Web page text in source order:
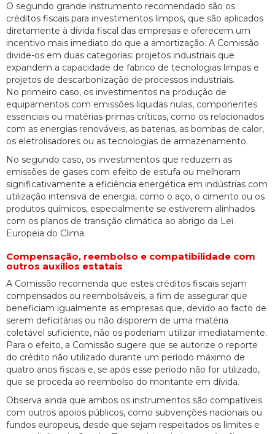
O segundo grande instrumento recomendado são os
créditos fiscais para investimentos limpos, que são aplicados
diretamente à dívida fiscal das empresas e oferecem um
incentivo mais imediato do que a amortização. A Comissão
divide-os em duas categorias: projetos industriais que
expandem a capacidade de fabrico de tecnologias limpas e
projetos de descarbonização de processos industriais.
No primeiro caso, os investimentos na produção de
equipamentos com emissões líquidas nulas, componentes
essenciais ou matérias-primas críticas, como os relacionados
com as energias renováveis, as baterias, as bombas de calor,
os eletrolisadores ou as tecnologias de armazenamento.
No segundo caso, os investimentos que reduzem as
emissões de gases com efeito de estufa ou melhoram
significativamente a eficiência energética em indústrias com
utilização intensiva de energia, como o aço, o cimento ou os
produtos químicos, especialmente se estiverem alinhados
com os planos de transição climática ao abrigo da Lei
Europeia do Clima.
Compensação, reembolso e compatibilidade com
outros auxílios estatais
A Comissão recomenda que estes créditos fiscais sejam
compensados ou reembolsáveis, a fim de assegurar que
beneficiam igualmente as empresas que, devido ao facto de
serem deficitárias ou não disporem de uma matéria
coletável suficiente, não os poderiam utilizar imediatamente.
Para o efeito, a Comissão sugere que se autorize o reporte
do crédito não utilizado durante um período máximo de
quatro anos fiscais e, se após esse período não for utilizado,
que se proceda ao reembolso do montante em dívida.
Observa ainda que ambos os instrumentos são compatíveis
com outros apoios públicos, como subvenções nacionais ou
fundos europeus, desde que sejam respeitados os limites e